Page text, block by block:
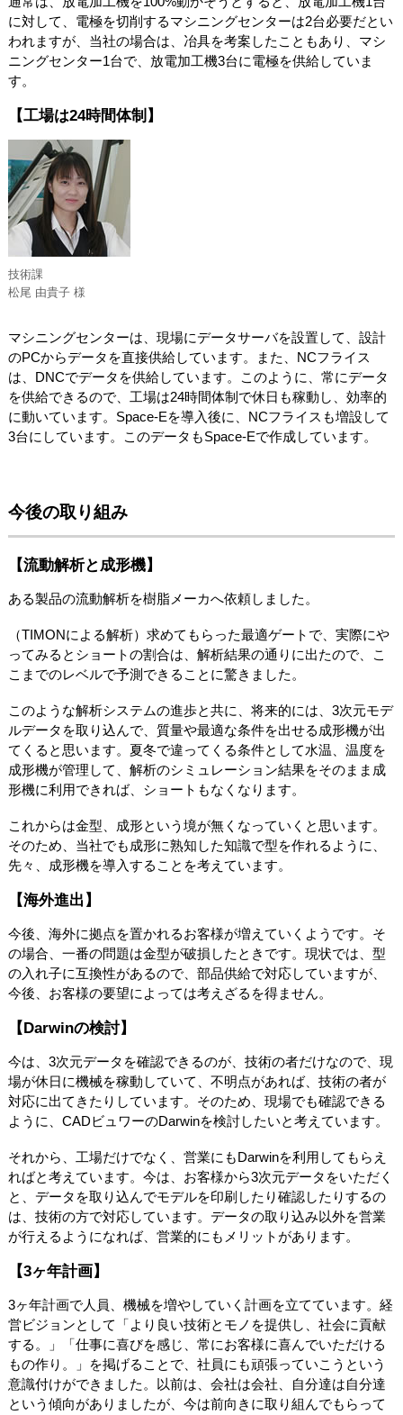
に対して、電極を切削するマシニングセンターは2台必要だとい
われますが、当社の場合は、冶具を考案したこともあり、マシ
ニングセンター1台で、放電加工機3台に電極を供給していま
す。
【工場は24時間体制】
技術課
松尾 由貴子 様
マシニングセンターは、現場にデータサーバを設置して、設計
のPCからデータを直接供給しています。また、NCフライス
は、DNCでデータを供給しています。このように、常にデータ
を供給できるので、工場は24時間体制で休日も稼動し、効率的
に動いています。Space-Eを導入後に、NCフライスも増設して
3台にしています。このデータもSpace-Eで作成しています。
今後の取り組み
【流動解析と成形機】
ある製品の流動解析を樹脂メーカへ依頼しました。
（TIMONによる解析）求めてもらった最適ゲートで、実際にや
ってみるとショートの割合は、解析結果の通りに出たので、こ
こまでのレベルで予測できることに驚きました。
このような解析システムの進歩と共に、将来的には、3次元モデ
ルデータを取り込んで、質量や最適な条件を出せる成形機が出
てくると思います。夏冬で違ってくる条件として水温、温度を
成形機が管理して、解析のシミュレーション結果をそのまま成
形機に利用できれば、ショートもなくなります。
これからは金型、成形という境が無くなっていくと思います。
そのため、当社でも成形に熟知した知識で型を作れるように、
先々、成形機を導入することを考えています。
【海外進出】
今後、海外に拠点を置かれるお客様が増えていくようです。そ
の場合、一番の問題は金型が破損したときです。現状では、型
の入れ子に互換性があるので、部品供給で対応していますが、
今後、お客様の要望によっては考えざるを得ません。
【Darwinの検討】
今は、3次元データを確認できるのが、技術の者だけなので、現
場が休日に機械を稼動していて、不明点があれば、技術の者が
対応に出てきたりしています。そのため、現場でも確認できる
ように、CADビュワーのDarwinを検討したいと考えています。
それから、工場だけでなく、営業にもDarwinを利用してもらえ
ればと考えています。今は、お客様から3次元データをいただく
と、データを取り込んでモデルを印刷したり確認したりするの
は、技術の方で対応しています。データの取り込み以外を営業
が行えるようになれば、営業的にもメリットがあります。
【3ヶ年計画】
3ヶ年計画で人員、機械を増やしていく計画を立てています。経
営ビジョンとして「より良い技術とモノを提供し、社会に貢献
する。」「仕事に喜びを感じ、常にお客様に喜んでいただける
もの作り。」を掲げることで、社員にも頑張っていこうという
意識付けができました。以前は、会社は会社、自分達は自分達
という傾向がありましたが、今は前向きに取り組んでもらって